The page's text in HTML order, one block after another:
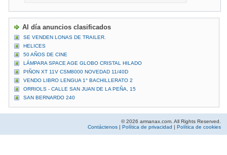
Al día anuncios clasificados
SE VENDEN LONAS DE TRAILER.
HELICES
50 AÑOS DE CINE
LÁMPARA SPACE AGE GLOBO CRISTAL HILADO
PIÑON XT 11V CSM8000 NOVEDAD 11/40D
VENDO LIBRO LENGUA 1° BACHILLERATO 2
ORRIOLS - CALLE SAN JUAN DE LA PEÑA, 15
SAN BERNARDO 240
© 2026 armanax.com. All Rights Reserved.
Contáctenos
Política de privacidad Política de cookies